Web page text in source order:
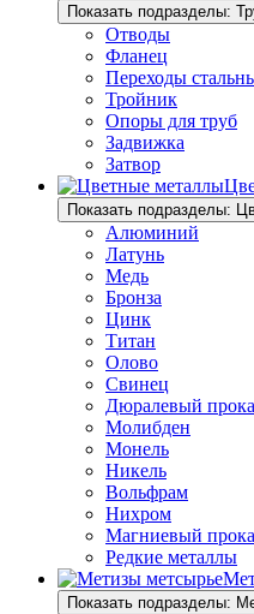
Показать подразделы:
Отводы
Фланец
Переходы
Тройник
Опоры для труб
Задвижка
Затвор
Показать подразделы:
Алюминий
Латунь
Медь
Бронза
Цинк
Титан
Олово
Свинец
Дюралевый
Молибден
Монель
Никель
Вольфрам
Нихром
Магниевый
Редкие металлы
Показать подразделы: